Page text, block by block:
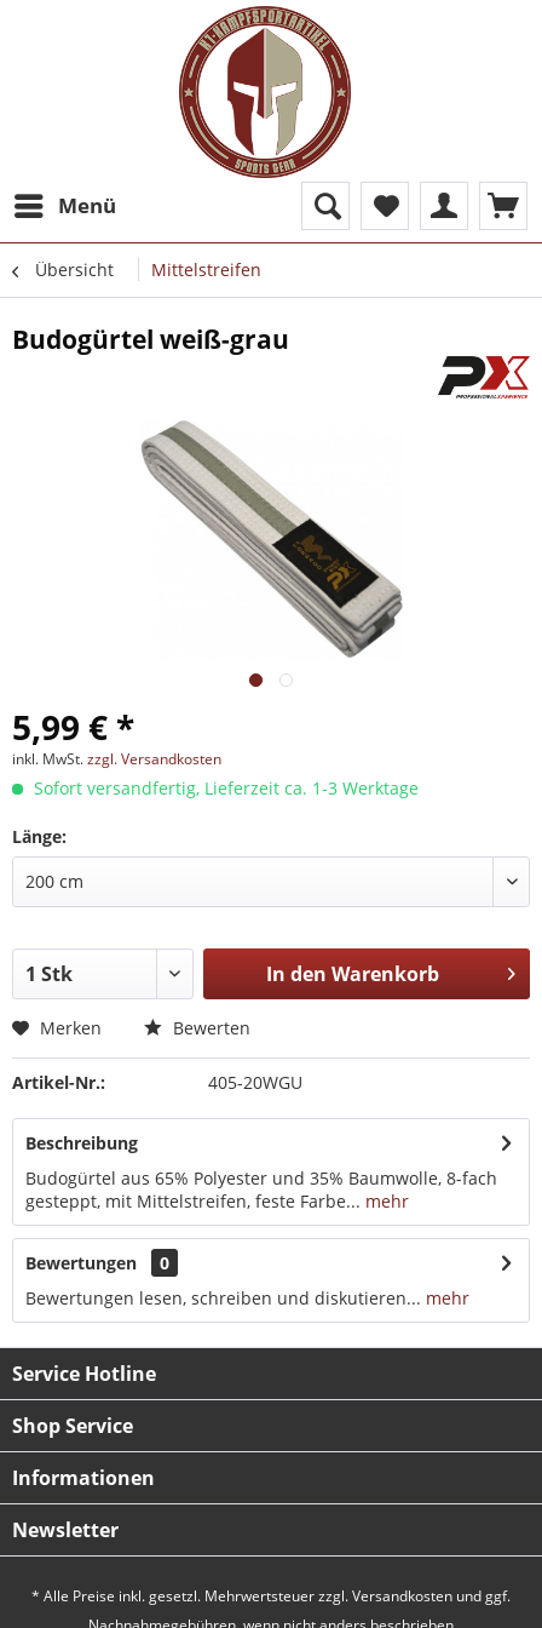
Menü
Übersicht Mittelstreifen
Budogürtel weiß-grau
5,99 € *
inkl. MwSt.zzgl. Versandkosten
Sofort versandfertig, Lieferzeit ca. 1-3 Werktage
Länge:
In den Warenkorb
Merken Bewerten
Artikel-Nr.: 405-20WGU
Beschreibung
Budogürtel aus 65% Polyester und 35% Baumwolle, 8-fach
gesteppt, mit Mittelstreifen, feste Farbe... mehr
Bewertungen
0
Bewertungen lesen, schreiben und diskutieren... mehr
Service Hotline
Shop Service
Informationen
Newsletter
* Alle Preise inkl. gesetzl. Mehrwertsteuer zzgl.Versandkosten und ggf.